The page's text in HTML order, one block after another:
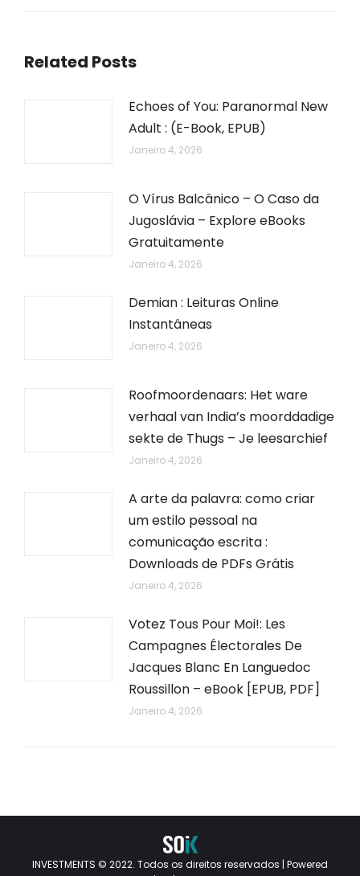
Related Posts
Echoes of You: Paranormal New
Adult : (E-Book, EPUB)
Janeiro 4, 2026
O Vírus Balcânico – O Caso da
Jugoslávia – Explore eBooks
Gratuitamente
Janeiro 4, 2026
Demian : Leituras Online
Instantâneas
Janeiro 4, 2026
Roofmoordenaars: Het ware
verhaal van India’s moorddadige
sekte de Thugs – Je leesarchief
Janeiro 4, 2026
A arte da palavra: como criar
um estilo pessoal na
comunicação escrita :
Downloads de PDFs Grátis
Janeiro 4, 2026
Votez Tous Pour Moi!: Les
Campagnes Électorales De
Jacques Blanc En Languedoc
Roussillon – eBook [EPUB, PDF]
Janeiro 4, 2026
INVESTMENTS © 2022. Todos os direitos reservados | Powered